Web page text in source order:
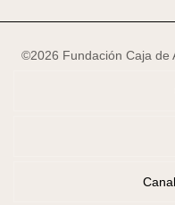
©2026 Fundación Caja de